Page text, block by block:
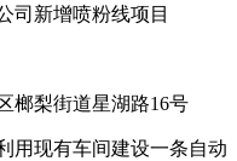
新增喷粉线项目
梨街道星湖路16号
现有车间建设一条自动